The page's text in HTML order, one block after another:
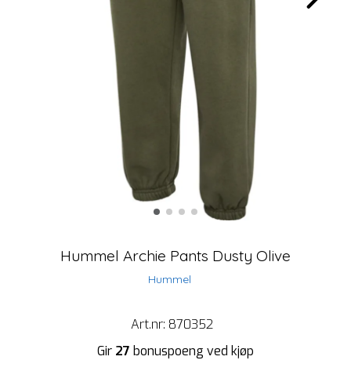
Hummel Archie Pants Dusty Olive
Hummel
Art.nr: 870352
Gir 27 bonuspoeng ved kjøp